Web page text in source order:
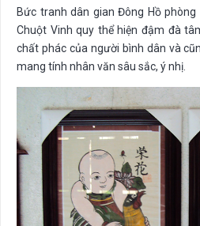
Bức tranh dân gian Đông Hồ
Chuột Vinh quy thể hiện đậm đà
chất phác của người bình dân và
mang tính nhân văn sâu sắc, ý nhị.